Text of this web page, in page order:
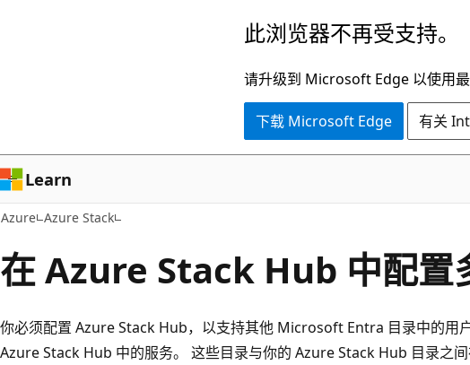
容
此浏览器不再受支持。
请升级到 Microsoft Edge 以使用
下载 Microsoft Edge 有关
Learn
Azure Azure Stack
在 Azure Stack Hub 中配置
你必须配置 Azure Stack Hub，以支持其他 Microsoft Entra 目录中的用
Azure Stack Hub 中的服务。 这些目录与你的 Azure Stack Hub 目录之间